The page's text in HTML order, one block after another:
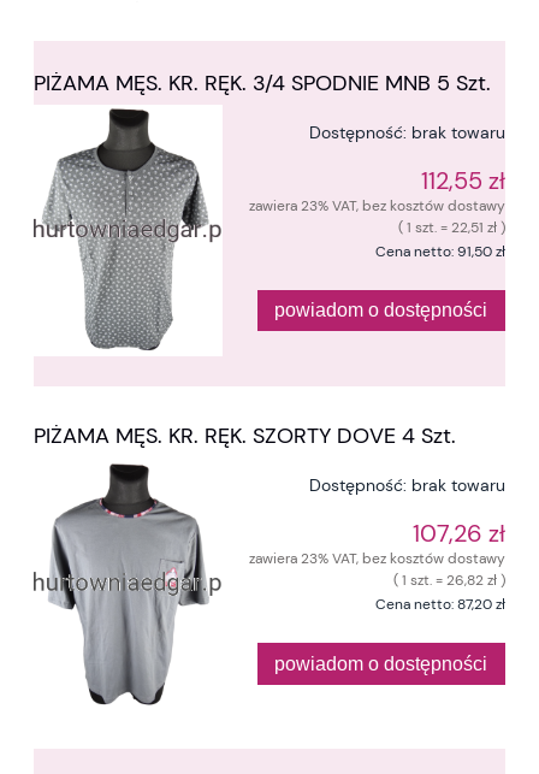
PIŻAMA MĘS. KR. RĘK. 3/4 SPODNIE MNB 5 Szt.
Dostępność: brak towaru
112,55 zł
zawiera 23% VAT, bez kosztów dostawy
( 1 szt. = 22,51 zł )
Cena netto:91,50 zł
powiadom o dostępności
PIŻAMA MĘS. KR. RĘK. SZORTY DOVE 4 Szt.
Dostępność: brak towaru
107,26 zł
zawiera 23% VAT, bez kosztów dostawy
( 1 szt. = 26,82 zł )
Cena netto:87,20 zł
powiadom o dostępności